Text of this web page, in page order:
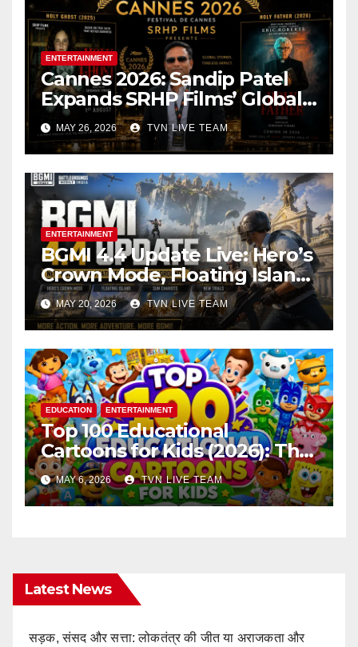
ENTERTAINMENT
Cannes 2026: Sandip Patel
Expands SRHP Films’ Global
Reach
MAY 26, 2026 TVN LIVE TEAM
ENTERTAINMENT
BGMI 4.4 Update Live: Hero’s
Crown Mode, Floating Island
and New Erangel Changes
Arrive
MAY 20, 2026 TVN LIVE TEAM
EDUCATION ENTERTAINMENT
Top 100 Educational
Cartoons for Kids (2026): The
Ultimate Learning Shows List
Every Parent Should Know
MAY 6, 2026 TVN LIVE TEAM
Latest News
सड़क, संसद और सत्ता: लोकतंत्र की जीत या अराजकता और